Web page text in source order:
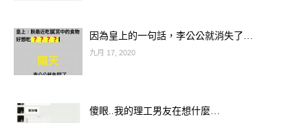
因為皇上的一句話，李公公就消失了…
九月 17, 2020
傻眼..我的理工男友在想什麼…